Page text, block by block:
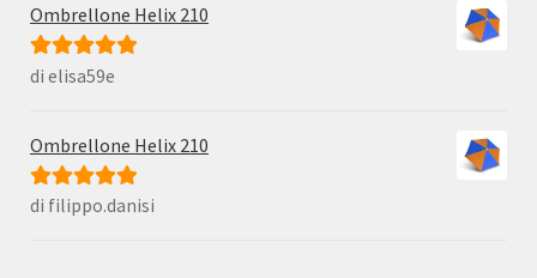
Ombrellone Helix 210
Valutato5su
di elisa59e
Ombrellone Helix 210
Valutato5 su
di filippo.danisi